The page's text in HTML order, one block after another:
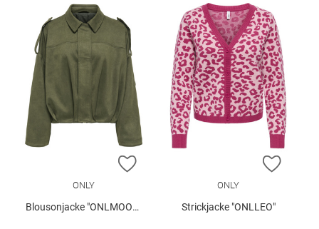
ZUR WUNSCHLISTE HINZUFÜGEN
ONLY
Blousonjacke "ONLMOON-STINA"
ZUR
ONLY
Strickjacke "ONLLEO"